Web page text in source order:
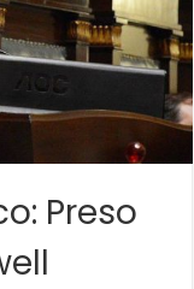
Preso